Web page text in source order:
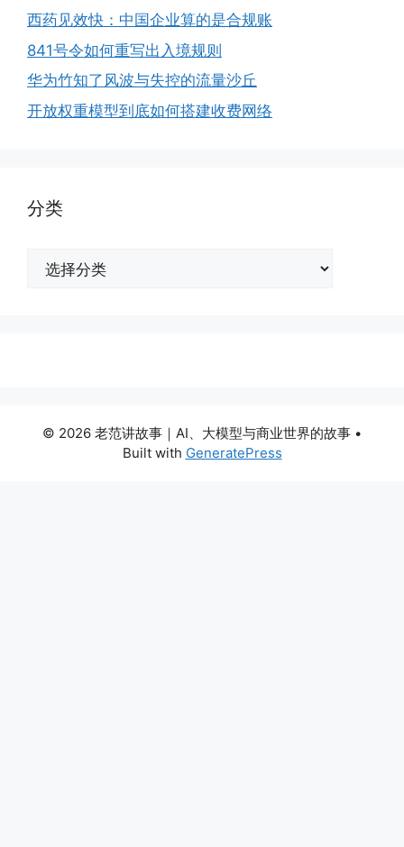
西药见效快：中国企业算的是合规账
841号令如何重写出入境规则
华为竹知了风波与失控的流量沙丘
开放权重模型到底如何搭建收费网络
分类
© 2026 老范讲故事｜AI、大模型与商业世界的故事 •
Built with GeneratePress